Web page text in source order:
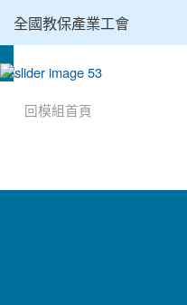
全國教保產業工會
回模組首頁